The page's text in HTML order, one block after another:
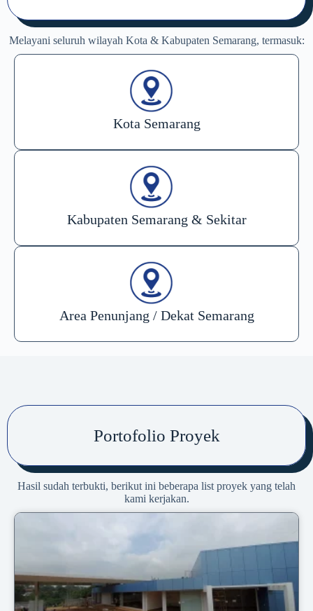
Melayani seluruh wilayah Kota & Kabupaten Semarang, termasuk:
Kota Semarang
Kabupaten Semarang & Sekitar
Area Penunjang / Dekat Semarang
Portofolio Proyek
Hasil sudah terbukti, berikut ini beberapa list proyek yang telah
kami kerjakan.